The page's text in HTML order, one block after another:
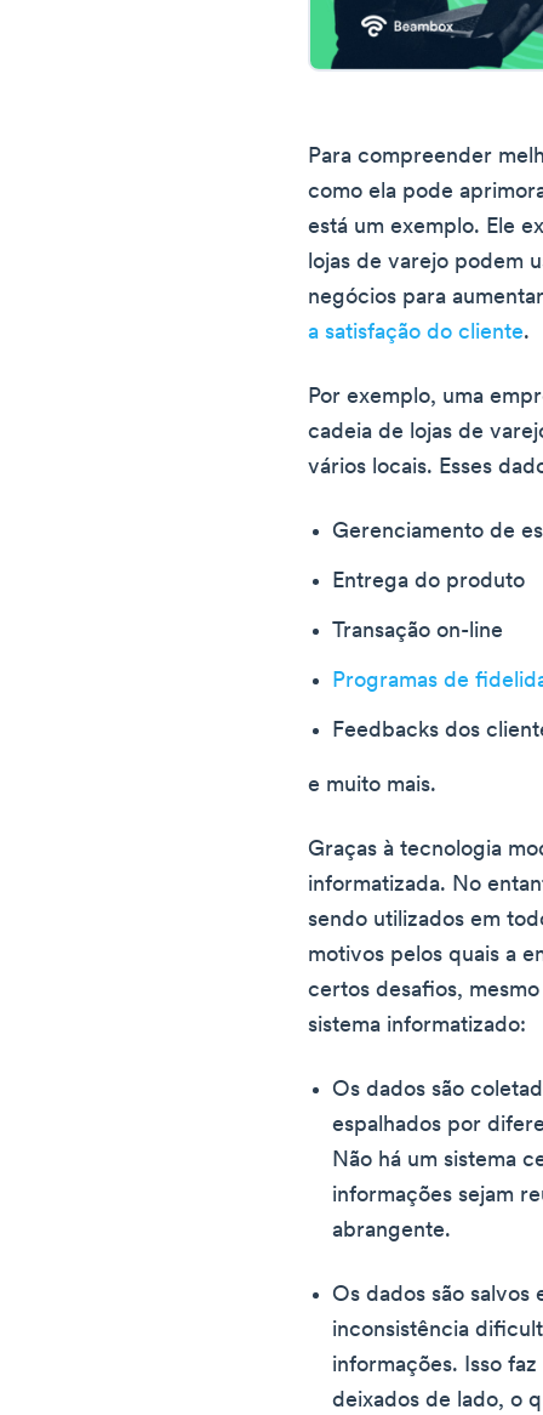
Para compreender
como ela pode
está um exemplo. Ele
lojas de varejo podem
negócios para
a satisfação do cliente.
Por exemplo, uma
cadeia de lojas de
vários locais. Esses
Gerenciamento de
Entrega do produto
Transação on-line
Programas de
Feedbacks dos
e muito mais.
Graças à tecnologia
informatizada. No
sendo utilizados em
motivos pelos quais a
certos desafios,
sistema informatizado:
Os dados são
espalhados por
Não há um sistema
informações sejam
abrangente.
Os dados são salvos
inconsistência
informações. Isso
deixados de lado, o